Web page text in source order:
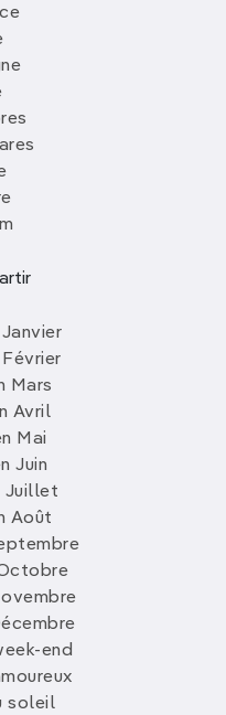
Mars
Avril
Mai
Juin
Juillet
Août
end
soleil